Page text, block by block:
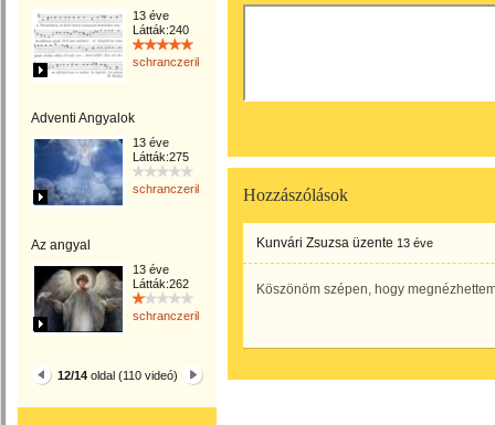
13 éve
Látták:240
schranczerika
Adventi Angyalok
13 éve
Látták:275
schranczerika
Az angyal
13 éve
Látták:262
schranczerika
12/14oldal (110 videó)
Hozzászólások
Kunvári Zsuzsa üzente 13 éve
Köszönöm szépen, hogy